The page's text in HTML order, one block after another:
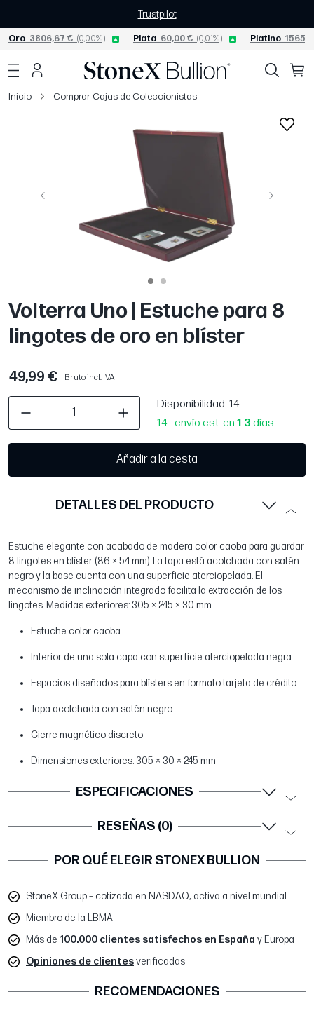
Trustpilot
Oro 3806,67 € (0,00%) Plata 60,00 € (0,01%) Platino
Inicio Comprar Cajas de Coleccionistas
Página anterior Siguiente
Volterra Uno | Estuche para 8
lingotes de oro en blíster
49,99 € Bruto incl. IVA
Disponibilidad: 14
14 - envío est. en 1-3 días
Añadir a la cesta
DETALLES DEL PRODUCTO
Estuche elegante con acabado de madera color caoba para guardar
8 lingotes en blíster (86 × 54 mm). La tapa está acolchada con satén
negro y la base cuenta con una superficie aterciopelada. El
mecanismo de inclinación integrado facilita la extracción de los
lingotes. Medidas exteriores: 305 × 245 × 30 mm.
Estuche color caoba
Interior de una sola capa con superficie aterciopelada negra
Espacios diseñados para blísters en formato tarjeta de crédito
Tapa acolchada con satén negro
Cierre magnético discreto
Dimensiones exteriores: 305 × 30 × 245 mm
ESPECIFICACIONES
RESEÑAS (0)
POR QUÉ ELEGIR STONEX BULLION
StoneX Group – cotizada en NASDAQ, activa a nivel mundial
Miembro de la LBMA
Más de 100.000 clientes satisfechos en España y Europa
Opiniones de clientesverificadas
RECOMENDACIONES